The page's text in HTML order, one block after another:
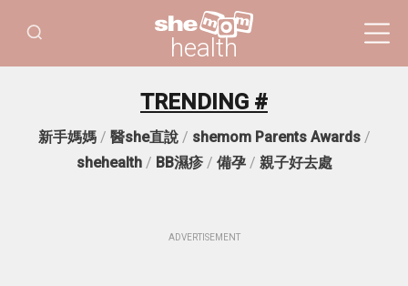
health
TRENDING #
新手媽媽/ 醫she直說/ shemom Parents Awards/
shehealth/ BB濕疹/ 備孕/ 親子好去處
ADVERTISEMENT